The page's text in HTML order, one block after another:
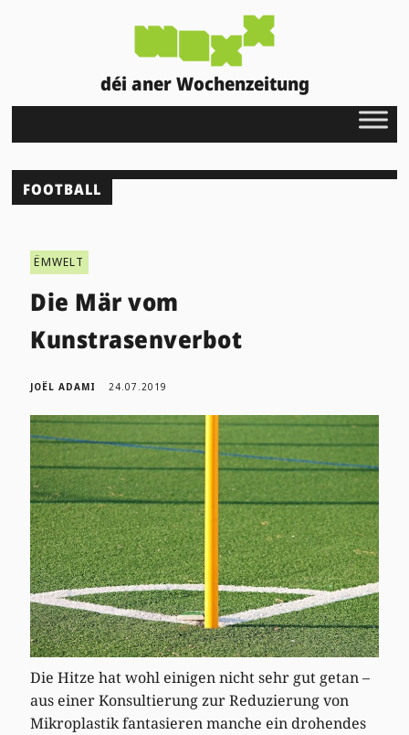
déi aner Wochenzeitung
FOOTBALL
ËMWELT
Die Mär vom
Kunstrasenverbot
JOËL ADAMI 24.07.2019
Die Hitze hat wohl einigen nicht sehr gut getan –
aus einer Konsultierung zur Reduzierung von
Mikroplastik fantasieren manche ein drohendes